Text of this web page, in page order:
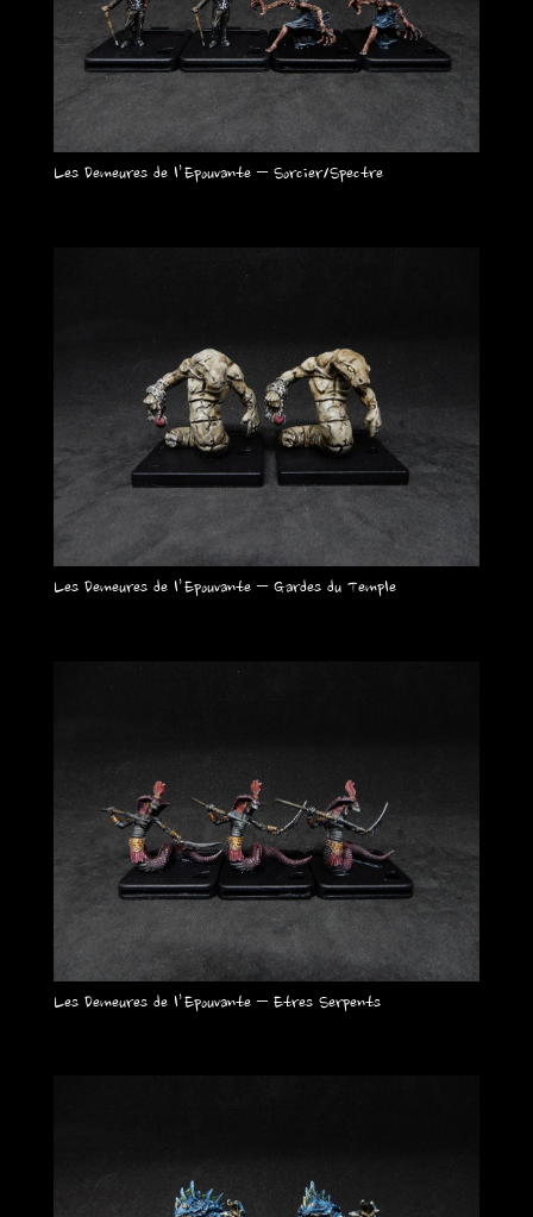
Les Demeures de l’Epouvante – Sorcier/Spectre
Les Demeures de l’Epouvante – Gardes du Temple
Les Demeures de l’Epouvante – Etres Serpents